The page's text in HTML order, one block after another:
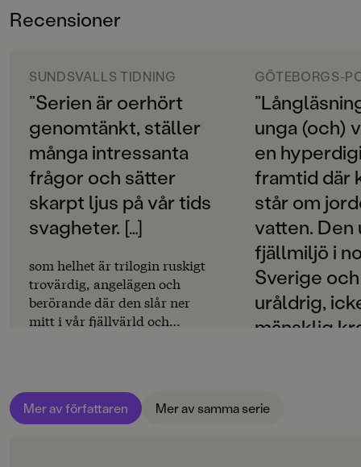
regeringen - har bestämt sig för att kandidera till
generalsekreterarposten i FN. Men vad kommer att
I den högteknologiska framtiden står vattenfrågan
fortfarande i centrum, och slitningarna inom gruppen
olus blir allt tydligare. Vissa vill leva i harmoni med
människorna och använda sina resurser för att rädda
världen, medan andra vill stiga fram och ta kontrollen,
förinta mänskligheten en gång för alla. Men de har inte
räknat med människornas skräck och avsky för allt
som är annorlunda
Kampen är fortsättningen på den hylladeHotetoch
andra boken iÄttlingarna-trilogin.
unga vuxna
Svenska
SPRÅK
Svenska
SERIE
Ättlingarna
PUBLICERINGSDATUM
2019-04-26
LÄSORDNING
2
INLÄSARE
Produktdetaljer
Recensioner
SUNDSVALLS TIDNING
”Serien är oerhört
genomtänkt, ställer
många intressanta
frågor och sätter
skarpt ljus på vår tids
svagheter. […]
som helhet är trilogin ruskigt
trovärdig, angelägen och
berörande där den slår ner
mitt i vår fjällvärld och
Susanne Holmlund
GÖTEBORGS-
unga (och)
en
framtid där
står om
vatten. Den
fjällmiljö i
Sverige
uråldrig,
mänsklig
/Camilla Brudin
Mer av författaren Mer av samma serie